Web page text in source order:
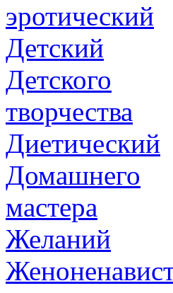
эротический
Детский
Детского
творчества
Диетический
Домашнего
мастера
Желаний